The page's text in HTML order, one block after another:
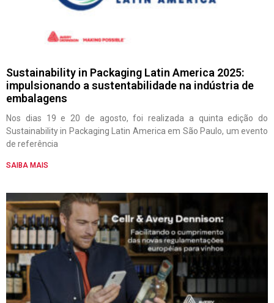
Sustainability in Packaging Latin America 2025:
impulsionando a sustentabilidade na indústria de
embalagens
Nos dias 19 e 20 de agosto, foi realizada a quinta edição do
Sustainability in Packaging Latin America em São Paulo, um evento
de referência
SAIBA MAIS